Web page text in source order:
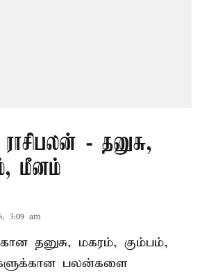
- தனுசு,
மீனம்
3:09 am
தனுசு, மகரம், கும்பம்,
பலன்களை